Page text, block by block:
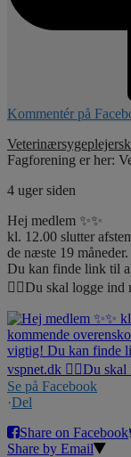
Kommentér på
Fagforening er her:
4 uger siden
Hej medlem ✨✨
kl. 12.00 slutter
de næste 19
Du kan finde link til
☝🏼Du skal logge ind
Se på Facebook
·Del
Share on Facebook
Share by Email